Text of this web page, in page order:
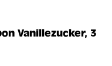
Vanillezucker, 3